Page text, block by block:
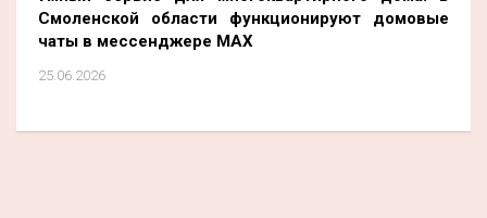
Смоленской области функционируют домовые
чаты в мессенджере MAX
25.06.2026